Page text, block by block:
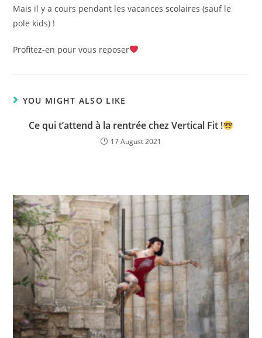
Mais il y a cours pendant les vacances scolaires (sauf le
pole kids) !
Profitez-en pour vous reposer
YOU MIGHT ALSO LIKE
Ce qui t’attend à la rentrée chez Vertical Fit !
17 August 2021